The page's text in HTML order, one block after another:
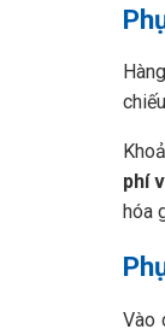
phí
hóa
Vào